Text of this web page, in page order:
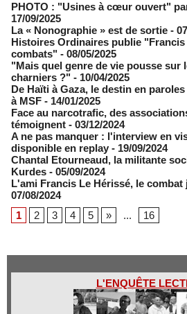
PHOTO : "Usines à cœur ouvert"
17/09/2025
La « Nonographie » est de sortie -
Histoires Ordinaires publie "Francis
combats" - 08/05/2025
"Mais quel genre de vie pousse sur
charniers ?" - 10/04/2025
De Haïti à Gaza, le destin en
à MSF - 14/01/2025
Face au narcotrafic, des
témoignent - 03/12/2024
A ne pas manquer : l'interview en
disponible en replay - 19/09/2024
Chantal Etourneaud, la militante
Kurdes - 05/09/2024
L'ami Francis Le Hérissé, le
07/08/2024
1
2 3 4 5 » ... 16
L'ENQUÊTE